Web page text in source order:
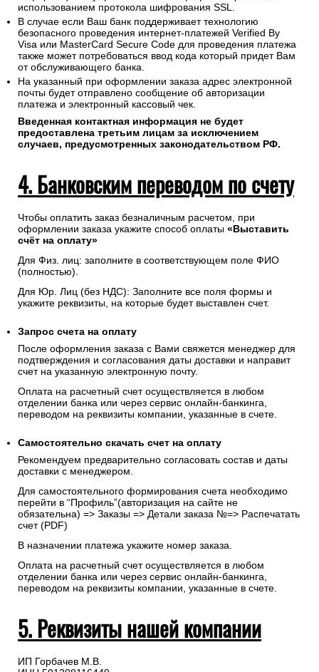
использованием протокола шифрования SSL.
В случае если Ваш банк поддерживает технологию
безопасного проведения интернет-платежей Verified By
Visa или MasterCard Secure Code для проведения платежа
также может потребоваться ввод кода который придет Вам
от обслуживающего банка.
На указанный при оформлении заказа адрес электронной
почты будет отправлено сообщение об авторизации
платежа и электронный кассовый чек.
Введенная контактная информация не будет
предоставлена третьим лицам за исключением
случаев, предусмотренных законодательством РФ.
4. Банковским переводом по счету
Чтобы оплатить заказ безналичным расчетом, при
оформлении заказа укажите способ оплаты «Выставить
счёт на оплату»
Для Физ. лиц: заполните в соответствующем поле ФИО
(полностью).
Для Юр. Лиц (без НДС): Заполните все поля формы и
укажите реквизиты, на которые будет выставлен счет.
Запрос счета на оплату
После оформления заказа с Вами свяжется менеджер для
подтверждения и согласования даты доставки и направит
счет на указанную электронную почту.
Оплата на расчетный счет осуществляется в любом
отделении банка или через сервис онлайн-банкинга,
переводом на реквизиты компании, указанные в счете.
Самостоятельно скачать счет на оплату
Рекомендуем предварительно согласовать состав и даты
доставки с менеджером.
Для самостоятельного формирования счета необходимо
перейти в “Профиль”(авторизация на сайте не
обязательна) => Заказы => Детали заказа №=> Распечатать
счет (PDF)
В назначении платежа укажите номер заказа.
Оплата на расчетный счет осуществляется в любом
отделении банка или через сервис онлайн-банкинга,
переводом на реквизиты компании, указанные в счете.
5. Реквизиты нашей компании
ИП Горбачев М.В.